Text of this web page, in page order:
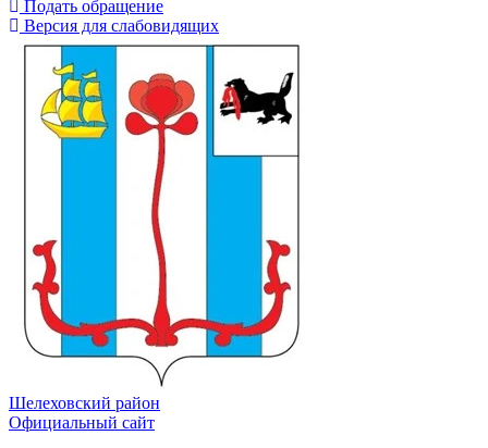
Подать обращение
Версия для слабовидящих
Шелеховский район
Официальный сайт